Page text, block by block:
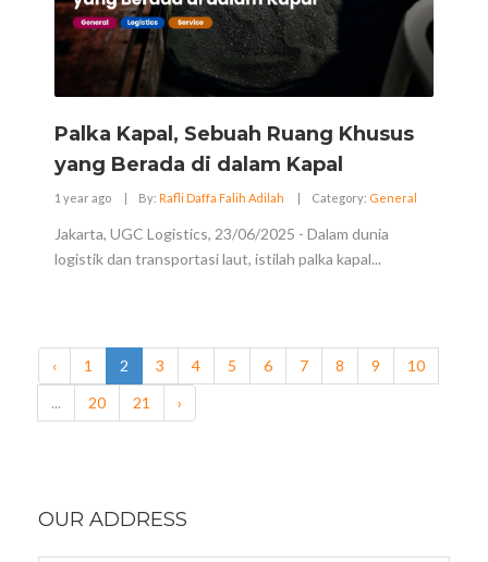
Palka Kapal, Sebuah Ruang Khusus
yang Berada di dalam Kapal
1 year ago | By: Rafli Daffa Falih Adilah | Category: General
Jakarta, UGC Logistics, 23/06/2025 - Dalam dunia
logistik dan transportasi laut, istilah palka kapal...
‹ 1 2 3 4 5 6 7 8 9
10
...
20 21 ›
OUR ADDRESS